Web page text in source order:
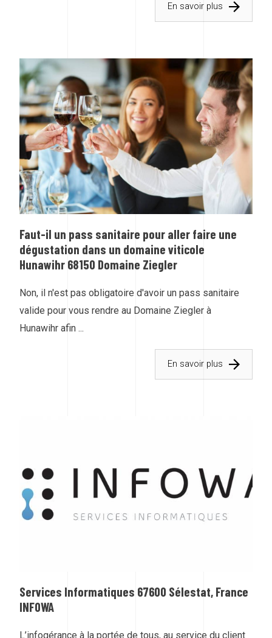
En savoir plus
Faut-il un pass sanitaire pour aller faire une
dégustation dans un domaine viticole
Hunawihr 68150 Domaine Ziegler
Non, il n'est pas obligatoire d'avoir un pass sanitaire
valide pour vous rendre au Domaine Ziegler à
Hunawihr afin ...
En savoir plus
Services Informatiques 67600 Sélestat, France
INFOWA
L’infogérance à la portée de tous, au service du client